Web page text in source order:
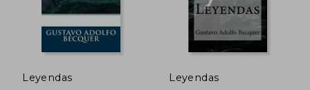
₡ 9.797
Leyendas Leyendas